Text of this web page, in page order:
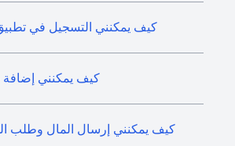
كيف يمكنني التسجيل في
كيف يمكنني
كيف يمكنني إرسال المال وطلب